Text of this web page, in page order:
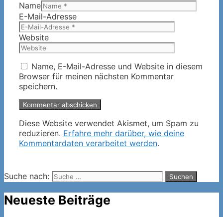
Name
E-Mail-Adresse
Website
Name, E-Mail-Adresse und Website in diesem
Browser für meinen nächsten Kommentar
speichern.
Diese Website verwendet Akismet, um Spam zu
reduzieren. Erfahre mehr darüber, wie deine
Kommentardaten verarbeitet werden.
Suche nach:
Neueste Beiträge